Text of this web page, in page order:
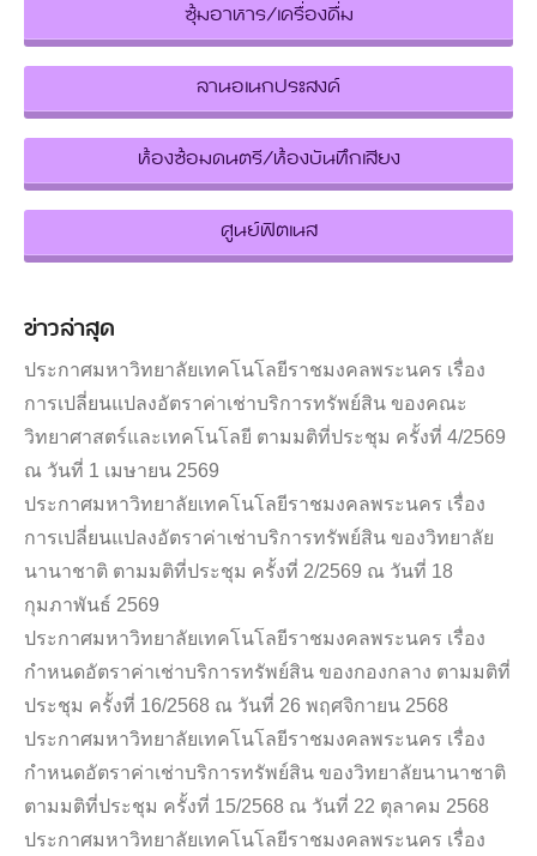
ซุ้มอาหาร/เครื่องดื่ม
ลานอเนกประสงค์
ห้องซ้อมดนตรี/ห้องบันทึกเสียง
ศูนย์ฟิตเนส
ข่าวล่าสุด
ประกาศมหาวิทยาลัยเทคโนโลยีราชมงคลพระนคร เรื่อง
การเปลี่ยนแปลงอัตราค่าเช่าบริการทรัพย์สิน ของคณะ
วิทยาศาสตร์และเทคโนโลยี ตามมติที่ประชุม ครั้งที่ 4/2569
ณ วันที่ 1 เมษายน 2569
ประกาศมหาวิทยาลัยเทคโนโลยีราชมงคลพระนคร เรื่อง
การเปลี่ยนแปลงอัตราค่าเช่าบริการทรัพย์สิน ของวิทยาลัย
นานาชาติ ตามมติที่ประชุม ครั้งที่ 2/2569 ณ วันที่ 18
กุมภาพันธ์ 2569
ประกาศมหาวิทยาลัยเทคโนโลยีราชมงคลพระนคร เรื่อง
กำหนดอัตราค่าเช่าบริการทรัพย์สิน ของกองกลาง ตามมติที่
ประชุม ครั้งที่ 16/2568 ณ วันที่ 26 พฤศจิกายน 2568
ประกาศมหาวิทยาลัยเทคโนโลยีราชมงคลพระนคร เรื่อง
กำหนดอัตราค่าเช่าบริการทรัพย์สิน ของวิทยาลัยนานาชาติ
ตามมติที่ประชุม ครั้งที่ 15/2568 ณ วันที่ 22 ตุลาคม 2568
ประกาศมหาวิทยาลัยเทคโนโลยีราชมงคลพระนคร เรื่อง